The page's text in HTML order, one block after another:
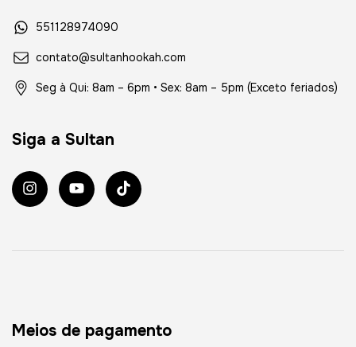
551128974090
contato@sultanhookah.com
Seg à Qui: 8am – 6pm • Sex: 8am – 5pm (Exceto feriados)
Siga a Sultan
Meios de pagamento